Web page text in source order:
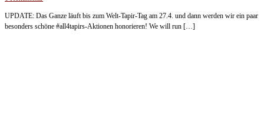
UPDATE: Das Ganze läuft bis zum Welt-Tapir-Tag am 27.4. und dann werden wir ein paar
besonders schöne #all4tapirs-Aktionen honorieren! We will run […]